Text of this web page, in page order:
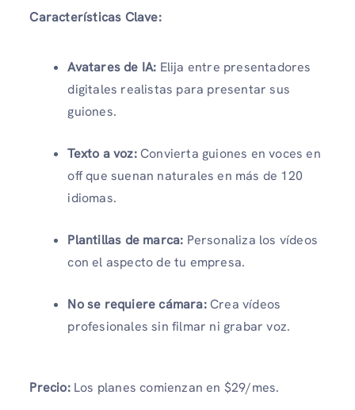
Características Clave:
Avatares de IA: Elija entre presentadores
digitales realistas para presentar sus
guiones.
Texto a voz:Convierta guiones en voces en
off que suenan naturales en más de 120
idiomas.
Plantillas de marca: Personaliza los vídeos
con el aspecto de tu empresa.
No se requiere cámara:Crea vídeos
profesionales sin filmar ni grabar voz.
Precio:Los planes comienzan en $29/mes.